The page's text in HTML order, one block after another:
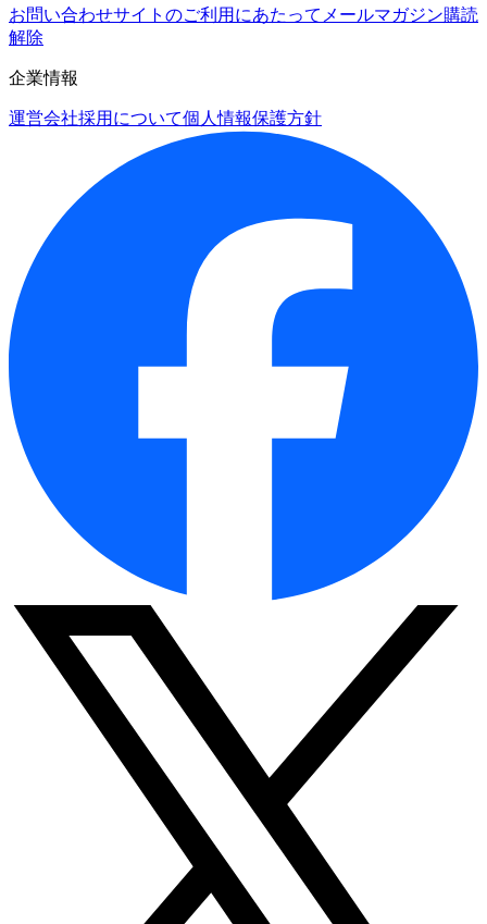
お問い合わせサイトのご利用にあたって メールマガジン購読
解除
企業情報
運営会社採用について個人情報保護方針